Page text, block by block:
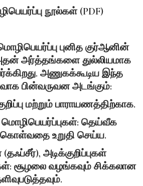
நூல்கள் (PDF)
புனித குர்ஆனின்
அதன் அர்த்தங்களை துல்லியமாக
அணுகக்கூடிய இந்த
பின்வருவன அடங்கும்:
மற்றும் பாராயணத்திற்காக.
தெய்வீக
உறுதி செய்ய.
அடிக்குறிப்புகள்
சூழலை வழங்கவும் சிக்கலான